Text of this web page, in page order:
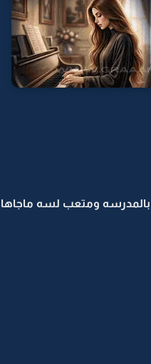
بالمدرسه ومتعب لسه